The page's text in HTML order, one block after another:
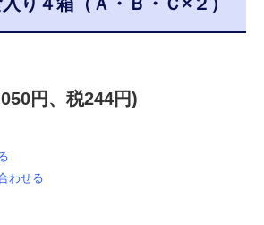
円、税244円)
わせる